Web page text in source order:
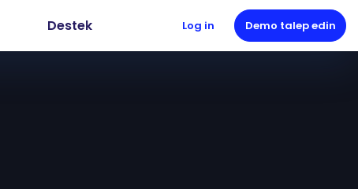
Destek Log in Demo talep edin